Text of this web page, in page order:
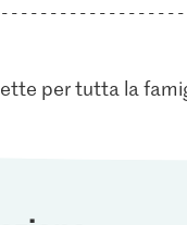
per tutta la